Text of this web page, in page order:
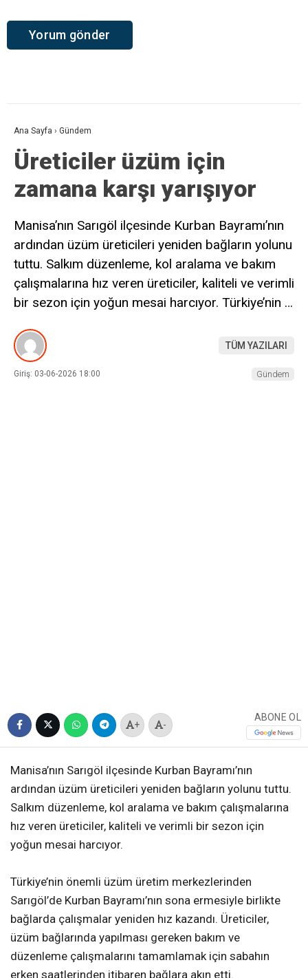
Ana Sayfa › Gündem
Üreticiler üzüm için
zamana karşı yarışıyor
Manisa’nın Sarıgöl ilçesinde Kurban Bayramı’nın
ardından üzüm üreticileri yeniden bağların yolunu
tuttu. Salkım düzenleme, kol aralama ve bakım
çalışmalarına hız veren üreticiler, kaliteli ve verimli
bir sezon için yoğun mesai harcıyor. Türkiye’nin …
TÜM YAZILARI
Giriş: 03-06-2026 18:00 Gündem
+ -
ABONE OL
Manisa’nın Sarıgöl ilçesinde Kurban Bayramı’nın
ardından üzüm üreticileri yeniden bağların yolunu tuttu.
Salkım düzenleme, kol aralama ve bakım çalışmalarına
hız veren üreticiler, kaliteli ve verimli bir sezon için
yoğun mesai harcıyor.
Türkiye’nin önemli üzüm üretim merkezlerinden
Sarıgöl’de Kurban Bayramı’nın sona ermesiyle birlikte
bağlarda çalışmalar yeniden hız kazandı. Üreticiler,
üzüm bağlarında yapılması gereken bakım ve
düzenleme çalışmalarını tamamlamak için sabahın
erken saatlerinden itibaren bağlara akın etti.